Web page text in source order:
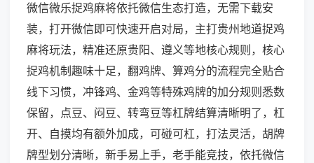
微信微乐捉鸡麻将依托微信生态打造，无需下载安
装，打开微信即可快速开启对局，主打贵州地道捉鸡
麻将玩法，精准还原贵阳、遵义等地核心规则，核心
捉鸡机制趣味十足，翻鸡牌、算鸡分的流程完全贴合
线下习惯，冲锋鸡、金鸡等特殊鸡牌的加分规则悉数
保留，点豆、闷豆、转弯豆等杠牌结算清晰明了，杠
开、自摸均有额外加成，可碰可杠，打法灵活，胡牌
牌型划分清晰，新手易上手，老手能竞技，依托微信